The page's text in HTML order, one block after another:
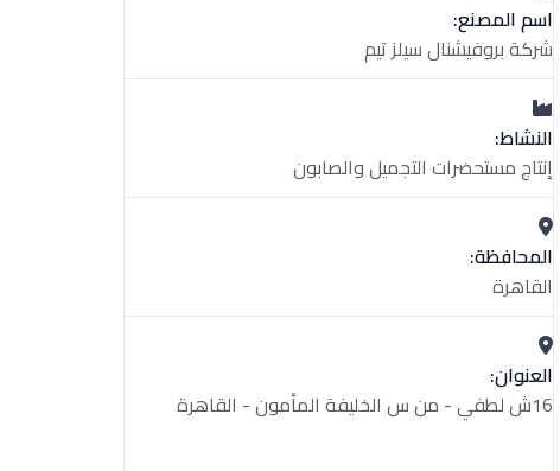
اسم المصنع:
شركة بروفيشنال سيلز تيم
النشاط:
إنتاج مستحضرات التجميل والصابون
المحافظة:
القاهرة
العنوان:
16ش لطفي - من س الخليفة المأمون - القاهرة